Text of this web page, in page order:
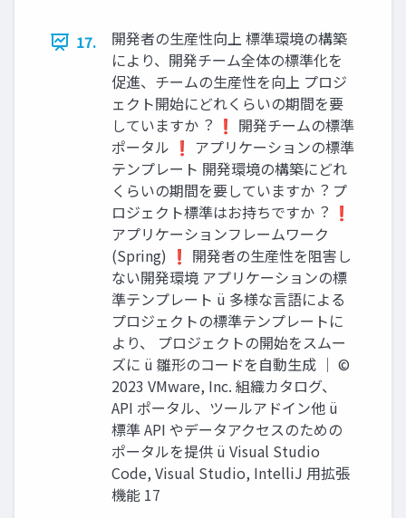
17.
開発者の⽣産性向上 標準環境の構築
により、開発チーム全体の標準化を
促進、チームの⽣産性を向上 プロジ
ェクト開始にどれくらいの期間を要
していますか︖ ❗ 開発チームの標準
ポータル ❗ アプリケーションの標準
テンプレート 開発環境の構築にどれ
くらいの期間を要していますか︖ プ
ロジェクト標準はお持ちですか︖ ❗
アプリケーションフレームワーク
(Spring) ❗ 開発者の⽣産性を阻害し
ない開発環境 アプリケーションの標
準テンプレート ü 多様な⾔語による
プロジェクトの標準テンプレートに
より、 プロジェクトの開始をスムー
ズに ü 雛形のコードを⾃動⽣成 │ ©
2023 VMware, Inc. 組織カタログ、
API ポータル、ツールアドイン他 ü
標準 API やデータアクセスのための
ポータルを提供 ü Visual Studio
Code, Visual Studio, IntelliJ ⽤拡張
機能 17